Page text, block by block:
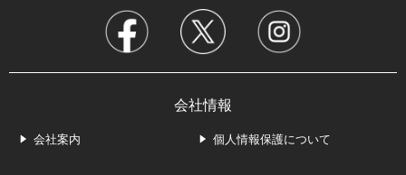
会社情報
会社案内 個人情報保護について